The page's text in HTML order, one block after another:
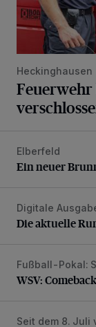
Heckinghausen
Ein neuer
Elberfeld
Ein neuer
Die aktuelle
Digitale
Die aktuelle
WSV:
Fußball-Pokal:
WSV:
Vermisster
Seit dem 8. Juli